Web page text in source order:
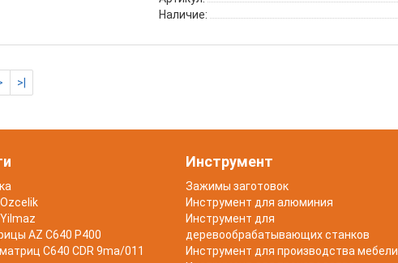
Наличие:
>|
AZ C640 P400
C640 CDR 9ma/011
Инструмент
Зажимы заготовок
Инструмент для алюминия
Инструмент для
деревообрабатывающих станков
Инструмент для производства мебели